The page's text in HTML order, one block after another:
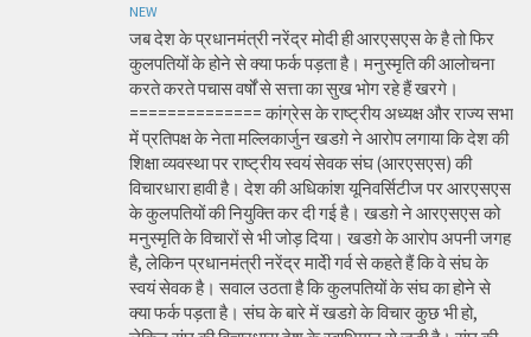
NEW
जब देश के प्रधानमंत्री नरेंद्र मोदी ही आरएसएस के है तो फिर
कुलपतियों के होने से क्या फर्क पड़ता है। मनुस्मृति की आलोचना
करते करते पचास वर्षों से सत्ता का सुख भोग रहे हैं खरगे।
============== कांग्रेस के राष्ट्रीय अध्यक्ष और राज्य सभा
में प्रतिपक्ष के नेता मल्लिकार्जुन खडग़े ने आरोप लगाया कि देश की
शिक्षा व्यवस्था पर राष्ट्रीय स्वयं सेवक संघ (आरएसएस) की
विचारधारा हावी है। देश की अधिकांश यूनिवर्सिटीज पर आरएसएस
के कुलपतियों की नियुक्ति कर दी गई है। खडग़े ने आरएसएस को
मनुस्मृति के विचारों से भी जोड़ दिया। खडग़े के आरोप अपनी जगह
है, लेकिन प्रधानमंत्री नरेंद्र मादेी गर्व से कहते हैं कि वे संघ के
स्वयं सेवक है। सवाल उठता है कि कुलपतियों के संघ का होने से
क्या फर्क पड़ता है। संघ के बारे में खडग़े के विचार कुछ भी हो,